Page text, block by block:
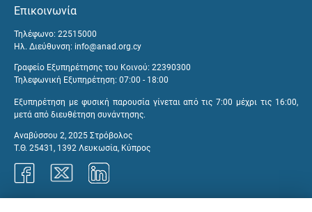
Επικοινωνία
Τηλέφωνο: 22515000
Ηλ. Διεύθυνση: info@anad.org.cy
Γραφείο Εξυπηρέτησης του Κοινού: 22390300
Τηλεφωνική Εξυπηρέτηση: 07:00 - 18:00
Εξυπηρέτηση με φυσική παρουσία γίνεται από τις 7:00 μέχρι τις 16:00,
μετά από διευθέτηση συνάντησης.
Αναβύσσου 2, 2025 Στρόβολος
Τ.Θ. 25431, 1392 Λευκωσία, Κύπρος